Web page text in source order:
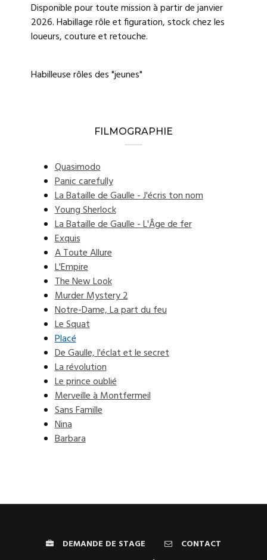
Disponible pour toute mission à partir de janvier
2026. Habillage rôle et figuration, stock chez les
loueurs, couture et retouche.
Habilleuse rôles des "jeunes"
FILMOGRAPHIE
Quasimodo
Panic carefully
La Bataille de Gaulle - J'écris ton nom
Young Sherlock
La Bataille de Gaulle - L'Âge de fer
Exquis
A Toute Allure
L'Empire
The New Look
Murder Mystery 2
Notre-Dame, La part du feu
Le Squat
Placé
De Gaulle, l'éclat et le secret
La révolution
Le prince oublié
Merveille à Montfermeil
Sans Famille
Nina
Barbara
DEMANDE DE STAGE
CONTACT